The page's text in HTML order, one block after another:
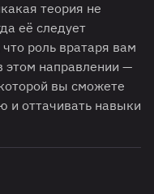
теория не
её следует
роль вратаря вам
этом направлении —
вы сможете
и оттачивать навыки